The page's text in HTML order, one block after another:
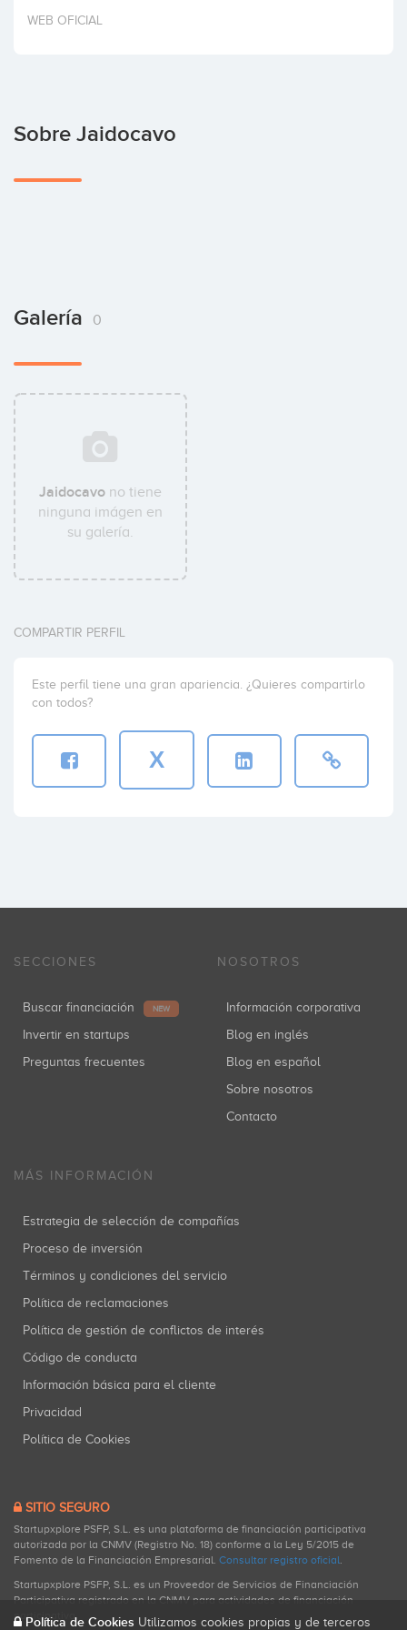
Invertir
WEB OFICIAL
Sobre Jaidocavo
Galería 0
Jaidocavo no tiene
ninguna imágen en
su galería.
COMPARTIR PERFIL
Este perfil tiene una gran apariencia. ¿Quieres compartirlo
con todos?
X
SECCIONES
Buscar financiación NEW
Invertir en startups
Preguntas frecuentes
NOSOTROS
Información corporativa
Blog en inglés
Blog en español
Sobre nosotros
Contacto
MÁS INFORMACIÓN
Estrategia de selección de compañías
Proceso de inversión
Términos y condiciones del servicio
Política de reclamaciones
Política de gestión de conflictos de interés
Código de conducta
Información básica para el cliente
Privacidad
Política de Cookies
SITIO SEGURO
Startupxplore PSFP, S.L. es una plataforma de financiación participativa
autorizada por la CNMV (Registro No. 18) conforme a la Ley 5/2015 de
Fomento de la Financiación Empresarial. Consultar registro oficial.
Startupxplore PSFP, S.L. es un Proveedor de Servicios de Financiación
Participativa registrado en la CNMV para actividades de financiación
participativa.
Política de Cookies Utilizamos cookies propias y de terceros